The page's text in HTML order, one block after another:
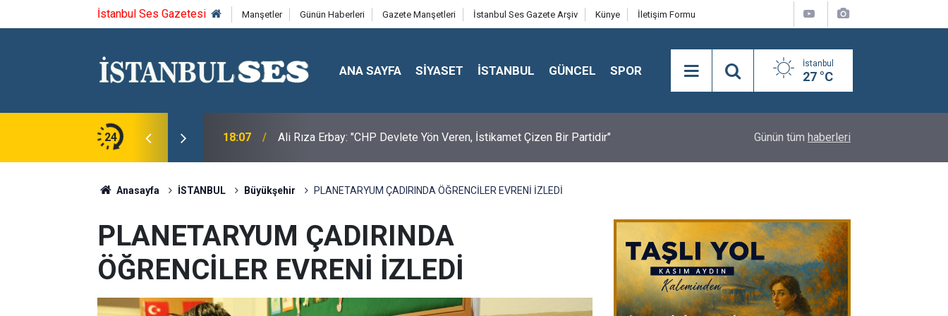
İstanbul Ses Gazetesi Manşetler Günün Haberleri Gazete Manşetleri İstanbul Ses Gazete Arşiv Künye İletişim Formu
ANA SAYFA SİYASET İSTANBUL GÜNCEL SPOR İstanbul
27 °C
24
Gurbetçilerin Sorunlarını Dinledi 18:07 Ali Rıza Erbay: "CHP Devlete Yön Veren, İstikamet Çizen Bir Partidir" Yıldırım Kaya: "LGS'nin Kazananı Yine Eşitsizlik
Günün tüm haberleri
Anasayfa İSTANBUL Büyükşehir PLANETARYUM ÇADIRINDA ÖĞRENCİLER EVRENİ İZLEDİ
PLANETARYUM ÇADIRINDA
ÖĞRENCİLER EVRENİ İZLEDİ